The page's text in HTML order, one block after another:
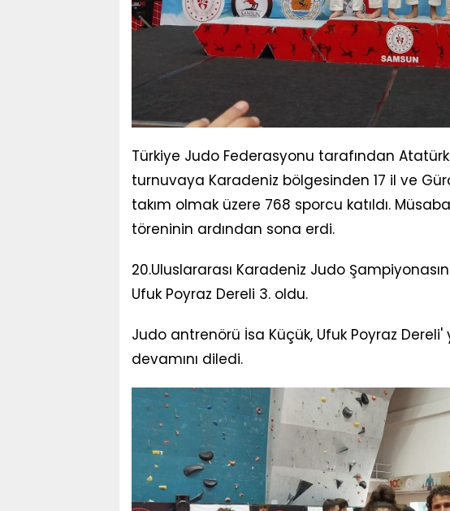
Türkiye Judo Federasyonu tarafından
turnuvaya Karadeniz bölgesinden 17 il ve
takım olmak üzere 768 sporcu katıldı.
töreninin ardından sona erdi.
20.Uluslararası Karadeniz Judo
Ufuk Poyraz Dereli 3. oldu.
Judo antrenörü İsa Küçük, Ufuk Poyraz Dereli'
devamını diledi.